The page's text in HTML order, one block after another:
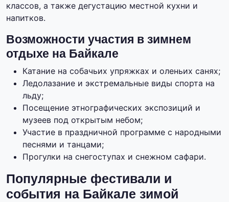
классов, а также дегустацию местной кухни и
напитков.
Возможности участия в зимнем
отдыхе на Байкале
Катание на собачьих упряжках и оленьих санях;
Ледолазание и экстремальные виды спорта на
льду;
Посещение этнографических экспозиций и
музеев под открытым небом;
Участие в праздничной программе с народными
песнями и танцами;
Прогулки на снегоступах и снежном сафари.
Популярные фестивали и
события на Байкале зимой